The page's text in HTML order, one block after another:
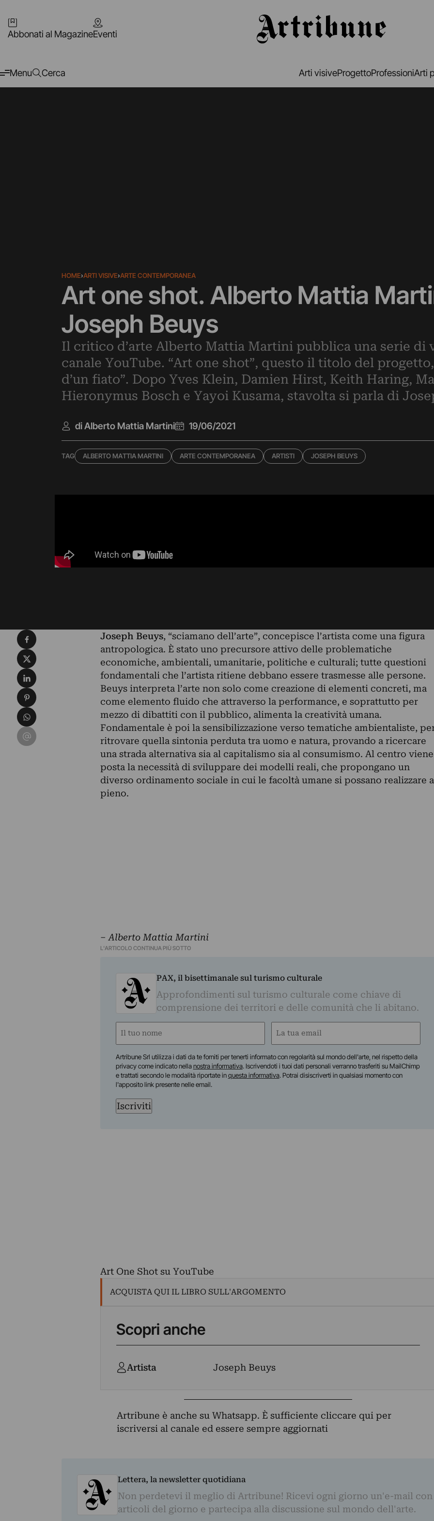
Abbonati al MagazineEventi
Menu Cerca Arti visiveProgettoProfessioniArti
HOME›ARTI VISIVE›ARTE CONTEMPORANEA
Art one shot. Alberto Mattia
Joseph Beuys
Il critico d’arte Alberto Mattia Martini pubblica una serie di
canale YouTube. “Art one shot”, questo il titolo del
d’un fiato”. Dopo Yves Klein, Damien Hirst, Keith Haring,
Hieronymus Bosch e Yayoi Kusama, stavolta si parla di
di Alberto Mattia Martini 19/06/2021
TAG ALBERTO MATTIA MARTINI ARTE CONTEMPORANEA ARTISTI JOSEPH BEUYS
Joseph Beuys, “sciamano dell’arte”, concepisce l’artista come una figura
antropologica. È stato uno precursore attivo delle problematiche
economiche, ambientali, umanitarie, politiche e culturali; tutte questioni
fondamentali che l’artista ritiene debbano essere trasmesse alle persone.
Beuys interpreta l’arte non solo come creazione di elementi concreti, ma
come elemento fluido che attraverso la performance, e soprattutto per
mezzo di dibattiti con il pubblico, alimenta la creatività umana.
Fondamentale è poi la sensibilizzazione verso tematiche ambientaliste,
ritrovare quella sintonia perduta tra uomo e natura, provando a ricercare
una strada alternativa sia al capitalismo sia al consumismo. Al centro viene
posta la necessità di sviluppare dei modelli reali, che propongano un
diverso ordinamento sociale in cui le facoltà umane si possano realizzare a
pieno.
– Alberto Mattia Martini
L'ARTICOLO CONTINUA PIÙ SOTTO
PAX, il bisettimanale sul turismo culturale
Approfondimenti sul turismo culturale come chiave di
comprensione dei territori e delle comunità che li abitano.
Nome
Email
Artribune Srl utilizza i dati da te forniti per tenerti informato con regolarità sul mondo dell'arte, nel rispetto della
privacy come indicato nellanostra informativa. Iscrivendoti i tuoi dati personali verranno trasferiti su MailChimp
e trattati secondo le modalità riportate inquesta informativa. Potrai disiscriverti in qualsiasi momento con
l'apposito link presente nelle email.
Iscriviti
Art One Shot su YouTube
ACQUISTA QUI IL LIBRO SULL'ARGOMENTO
Scopri anche
Artista Joseph Beuys
Artribune è anche su Whatsapp. È sufficiente cliccare qui per
iscriversi al canale ed essere sempre aggiornati
Lettera, la newsletter quotidiana
Non perdetevi il meglio di Artribune! Ricevi ogni giorno un'e-mail
articoli del giorno e partecipa alla discussione sul mondo dell'arte.
Condividi su Facebook
Condividi su X
Condividi su LinkedIn
Condividi su Pinterest
Condividi su WhatsApp
Condividi su Email